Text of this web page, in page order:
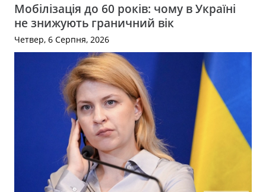
Мобілізація до 60 років: чому в Україні
не знижують граничний вік
Четвер, 6 Серпня, 2026